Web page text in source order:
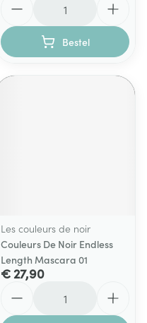
Bestel
Les couleurs de noir
Couleurs De Noir Endless
Length Mascara 01
€ 27,90